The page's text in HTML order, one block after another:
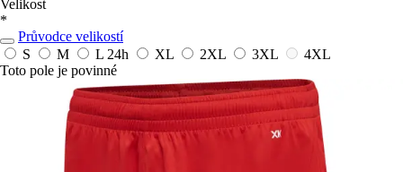
Velikost
*
Průvodce velikostí
S
M L 24h XL 2XL 3XL
4XL
Toto pole je povinné